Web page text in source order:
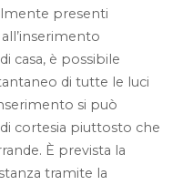
presenti
casa, è possibile
di tutte le luci
si può
cortesia piuttosto che
È prevista la
tramite la